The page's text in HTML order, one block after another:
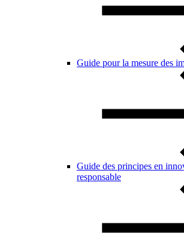
Guide pour la mesure des
Guide des principes en
responsable